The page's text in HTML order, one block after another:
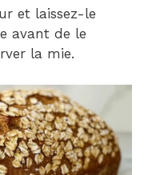
et laissez-le
avant de le
la mie.